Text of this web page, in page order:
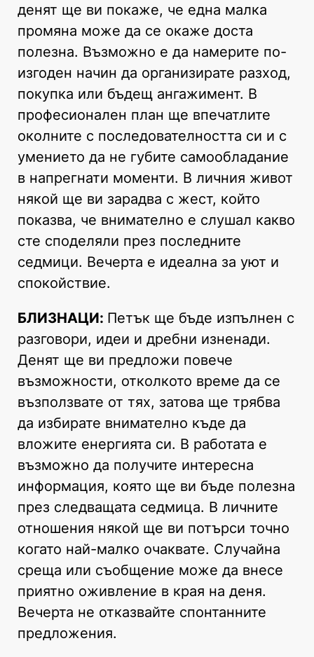
денят ще ви покаже, че една малка
промяна може да се окаже доста
полезна. Възможно е да намерите по-
изгоден начин да организирате разход,
покупка или бъдещ ангажимент. В
професионален план ще впечатлите
околните с последователността си и с
умението да не губите самообладание
в напрегнати моменти. В личния живот
някой ще ви зарадва с жест, който
показва, че внимателно е слушал какво
сте споделяли през последните
седмици. Вечерта е идеална за уют и
спокойствие.
БЛИЗНАЦИ: Петък ще бъде изпълнен с
разговори, идеи и дребни изненади.
Денят ще ви предложи повече
възможности, отколкото време да се
възползвате от тях, затова ще трябва
да избирате внимателно къде да
вложите енергията си. В работата е
възможно да получите интересна
информация, която ще ви бъде полезна
през следващата седмица. В личните
отношения някой ще ви потърси точно
когато най-малко очаквате. Случайна
среща или съобщение може да внесе
приятно оживление в края на деня.
Вечерта не отказвайте спонтанните
предложения.